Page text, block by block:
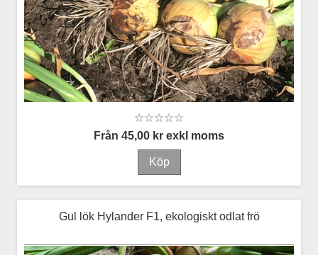
Från 45,00 kr exkl moms
Gul lök Hylander F1, ekologiskt odlat frö